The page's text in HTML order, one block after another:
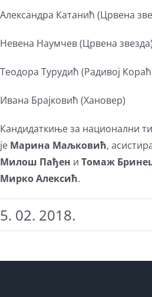
Александра Катанић (Црвена
Невена Наумчев (Црвена звезда)
Теодора Турудић (Радивој
Ивана Брајковић (Хановер)
Кандидаткиње за национални
је Марина Маљковић,
Милош Пађен и Томаж
Мирко Алексић.
5. 02. 2018.